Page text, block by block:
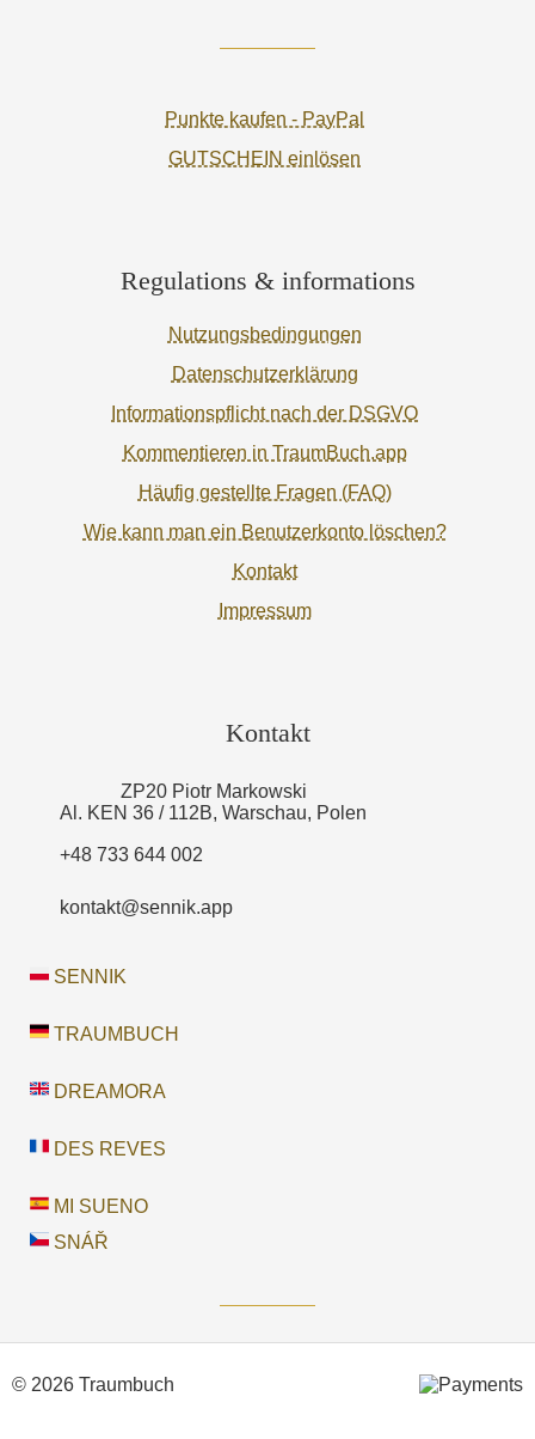
Punkte kaufen - PayPal
GUTSCHEIN einlösen
Regulations & informations
Nutzungsbedingungen
Datenschutzerklärung
Informationspflicht nach der DSGVO
Kommentieren in TraumBuch.app
Häufig gestellte Fragen (FAQ)
Wie kann man ein Benutzerkonto löschen?
Kontakt
Impressum
Kontakt
ZP20 Piotr Markowski
Al. KEN 36 / 112B, Warschau, Polen
+48 733 644 002
kontakt@sennik.app
SENNIK
TRAUMBUCH
DREAMORA
DES REVES
MI SUENO
SNÁŘ
© 2026 Traumbuch